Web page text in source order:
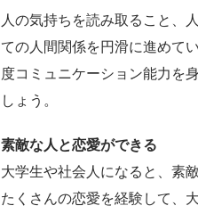
人の気持ちを読み取ること、
ての人間関係を円滑に進めて
度コミュニケーション能力を
しょう。
素敵な人と恋愛ができる
大学生や社会人になると、素
たくさんの恋愛を経験して、